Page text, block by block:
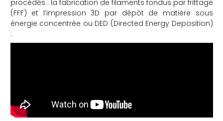
procédés : la fabrication de filaments fondus par frittage
(FFF) et l’impression 3D par dépôt de matière sous
énergie concentrée ou DED (Directed Energy Deposition)
: